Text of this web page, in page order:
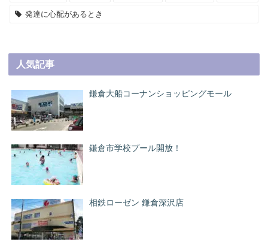
発達に心配があるとき
人気記事
鎌倉大船コーナンショッピングモール
鎌倉市学校プール開放！
相鉄ローゼン 鎌倉深沢店